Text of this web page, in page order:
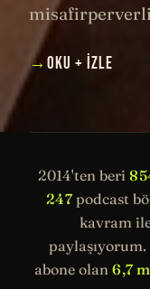
→ OKU + İZLE
2014'ten beri
247podcast
kavram
abone olan6,7